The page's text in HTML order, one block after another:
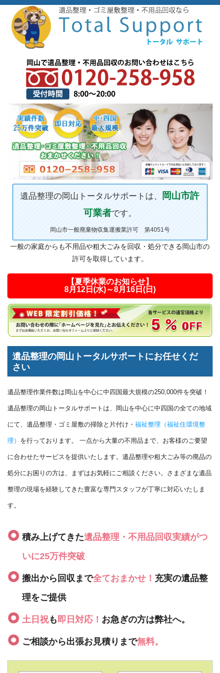
遺品整理の岡山トータルサポートは、
岡山市許
可業者です。
岡山市一般廃棄物収集運搬業許可 第4051号
一般の家庭からも不用品や粗大ごみを回収・処分できる岡山市の
許可を取得しています。
【夏季休業のお知らせ】
8月12日(水)～8月16日(日)
遺品整理の岡山トータルサポートにお任せくだ
さい
遺品整理作業件数は岡山を中心に中四国最大規模の250,000件を突破！
遺品整理の岡山トータルサポートは、岡山を中心に中四国の全ての地域
にて、遺品整理・ゴミ屋敷の掃除と片付け・ 福祉整理（福祉住環境整
理） を行っております。 一点から大量の不用品まで、お客様のご要望
に合わせたサービスを提供いたします。遺品整理や粗大ごみ等の廃品の
処分にお困りの方は、まずはお気軽にご相談ください。さまざまな遺品
整理の現場を経験してきた豊富な専門スタッフが丁寧に対応いたしま
す。
積み上げてきた遺品整理・不用品回収実績がつ
いに25万件突破
搬出から回収まで全ておまかせ！ 充実の遺品整
理をご提供
土日祝も即日対応！ お急ぎの方は弊社へ。
ご相談から出張お見積りまで無料。